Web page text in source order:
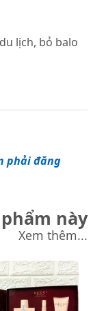
lịch, bỏ balo
phải đăng
này
Xem thêm...